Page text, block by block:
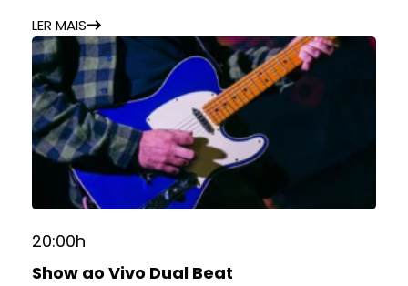
LER MAIS
20:00h
Show ao Vivo Dual Beat